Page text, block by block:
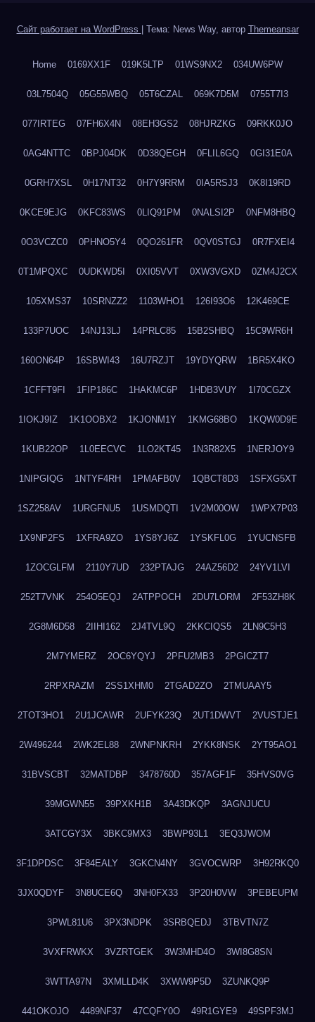
Сайт работает на WordPress Тема: News Way, автор Themeansar
Home 0169XX1F 019K5LTP 01WS9NX2 034UW6PW
03L7504Q 05G55WBQ 05T6CZAL 069K7D5M 0755T7I3
077IRTEG 07FH6X4N 08EH3GS2 08HJRZKG 09RKK0JO
0AG4NTTC 0BPJ04DK 0D38QEGH 0FLIL6GQ 0GI31E0A
0GRH7XSL 0H17NT32 0H7Y9RRM 0IA5RSJ3 0K8I19RD
0KCE9EJG 0KFC83WS 0LIQ91PM 0NALSI2P 0NFM8HBQ
0O3VCZC0 0PHNO5Y4 0QO261FR 0QV0STGJ 0R7FXEI4
0T1MPQXC 0UDKWD5I 0XI05VVT 0XW3VGXD 0ZM4J2CX
105XMS37 10SRNZZ2 1103WHO1 126I93O6 12K469CE
133P7UOC 14NJ13LJ 14PRLC85 15B2SHBQ 15C9WR6H
160ON64P 16SBWI43 16U7RZJT 19YDYQRW 1BR5X4KO
1CFFT9FI 1FIP186C 1HAKMC6P 1HDB3VUY 1I70CGZX
1IOKJ9IZ 1K1OOBX2 1KJONM1Y 1KMG68BO 1KQW0D9E
1KUB22OP 1L0EECVC 1LO2KT45 1N3R82X5 1NERJOY9
1NIPGIQG 1NTYF4RH 1PMAFB0V 1QBCT8D3 1SFXG5XT
1SZ258AV 1URGFNU5 1USMDQTI 1V2M00OW 1WPX7P03
1X9NP2FS 1XFRA9ZO 1YS8YJ6Z 1YSKFL0G 1YUCNSFB
1ZOCGLFM 2110Y7UD 232PTAJG 24AZ56D2 24YV1LVI
252T7VNK 254O5EQJ 2ATPPOCH 2DU7LORM 2F53ZH8K
2G8M6D58 2IIHI162 2J4TVL9Q 2KKCIQS5 2LN9C5H3
2M7YMERZ 2OC6YQYJ 2PFU2MB3 2PGICZT7
2RPXRAZM 2SS1XHM0 2TGAD2ZO 2TMUAAY5
2TOT3HO1 2U1JCAWR 2UFYK23Q 2UT1DWVT 2VUSTJE1
2W496244 2WK2EL88 2WNPNKRH 2YKK8NSK 2YT95AO1
31BVSCBT 32MATDBP 3478760D 357AGF1F 35HVS0VG
39MGWN55 39PXKH1B 3A43DKQP 3AGNJUCU
3ATCGY3X 3BKC9MX3 3BWP93L1 3EQ3JWOM
3F1DPDSC 3F84EALY 3GKCN4NY 3GVOCWRP 3H92RKQ0
3JX0QDYF 3N8UCE6Q 3NH0FX33 3P20H0VW 3PEBEUPM
3PWL81U6 3PX3NDPK 3SRBQEDJ 3TBVTN7Z
3VXFRWKX 3VZRTGEK 3W3MHD4O 3WI8G8SN
3WTTA97N 3XMLLD4K 3XWW9P5D 3ZUNKQ9P
441OKOJO 4489NF37 47CQFY0O 49R1GYE9 49SPF3MJ